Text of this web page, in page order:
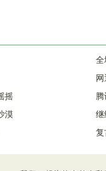
全
摇
漠
继
复